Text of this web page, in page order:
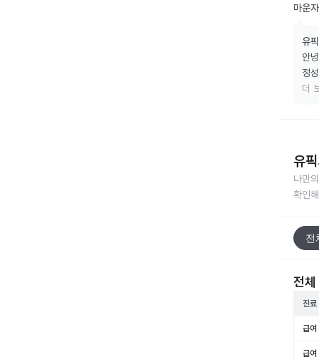
마운
유
안
정
무
더
유
나만
확인
전
전체
진료
급여
급여